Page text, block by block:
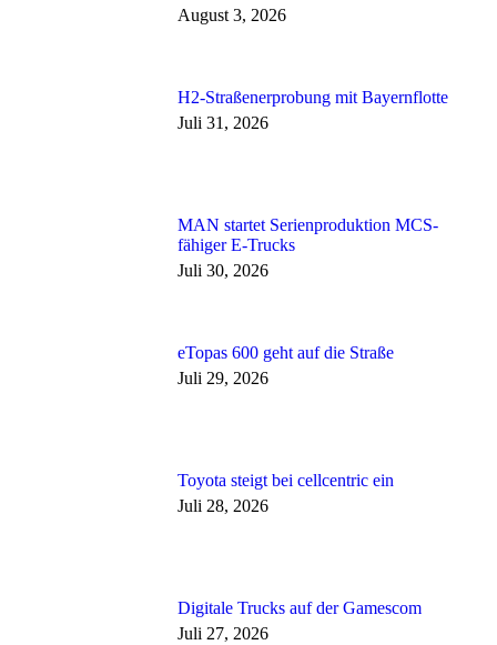
August 3, 2026
H2-Straßenerprobung mit Bayernflotte
Juli 31, 2026
MAN startet Serienproduktion MCS-
fähiger E-Trucks
Juli 30, 2026
eTopas 600 geht auf die Straße
Juli 29, 2026
Toyota steigt bei cellcentric ein
Juli 28, 2026
Digitale Trucks auf der Gamescom
Juli 27, 2026